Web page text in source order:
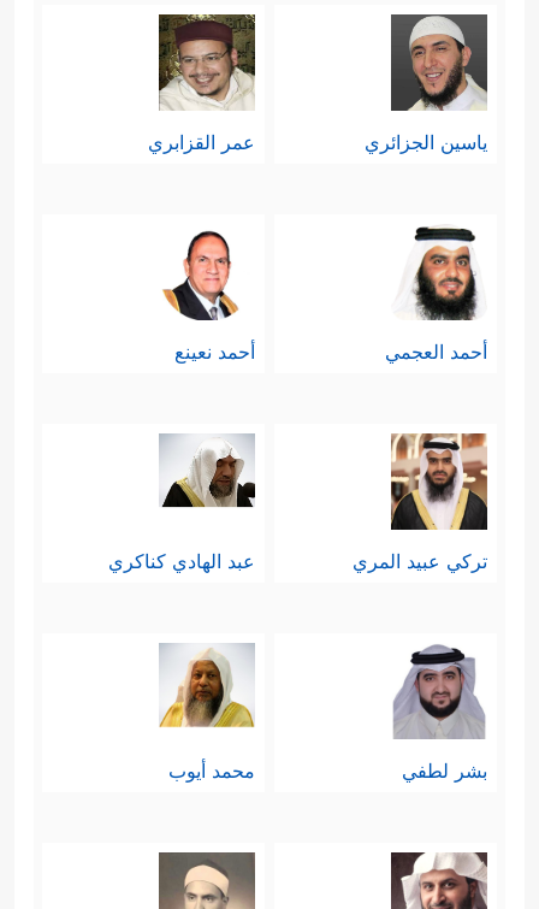
ياسين الجزائري عمر القزابري
أحمد العجمي أحمد نعينع
تركي عبيد المري عبد الهادي كناكري
بشر لطفي محمد أيوب